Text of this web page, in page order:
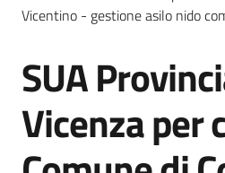
Bandi
e
di
Vicentino - gestione asilo nido
Salta al contenuto
SUA
Vicenza per